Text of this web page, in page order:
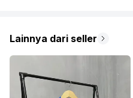
Lainnya dari seller